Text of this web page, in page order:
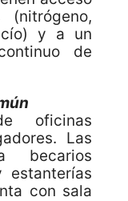
y a un
de
oficinas
Las
becarios
estanterías
con sala